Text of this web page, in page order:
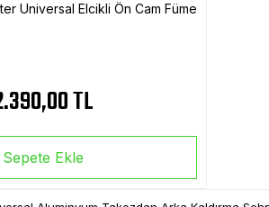
Universal Elcikli Ön Cam Füme
TL
Sepete Ekle